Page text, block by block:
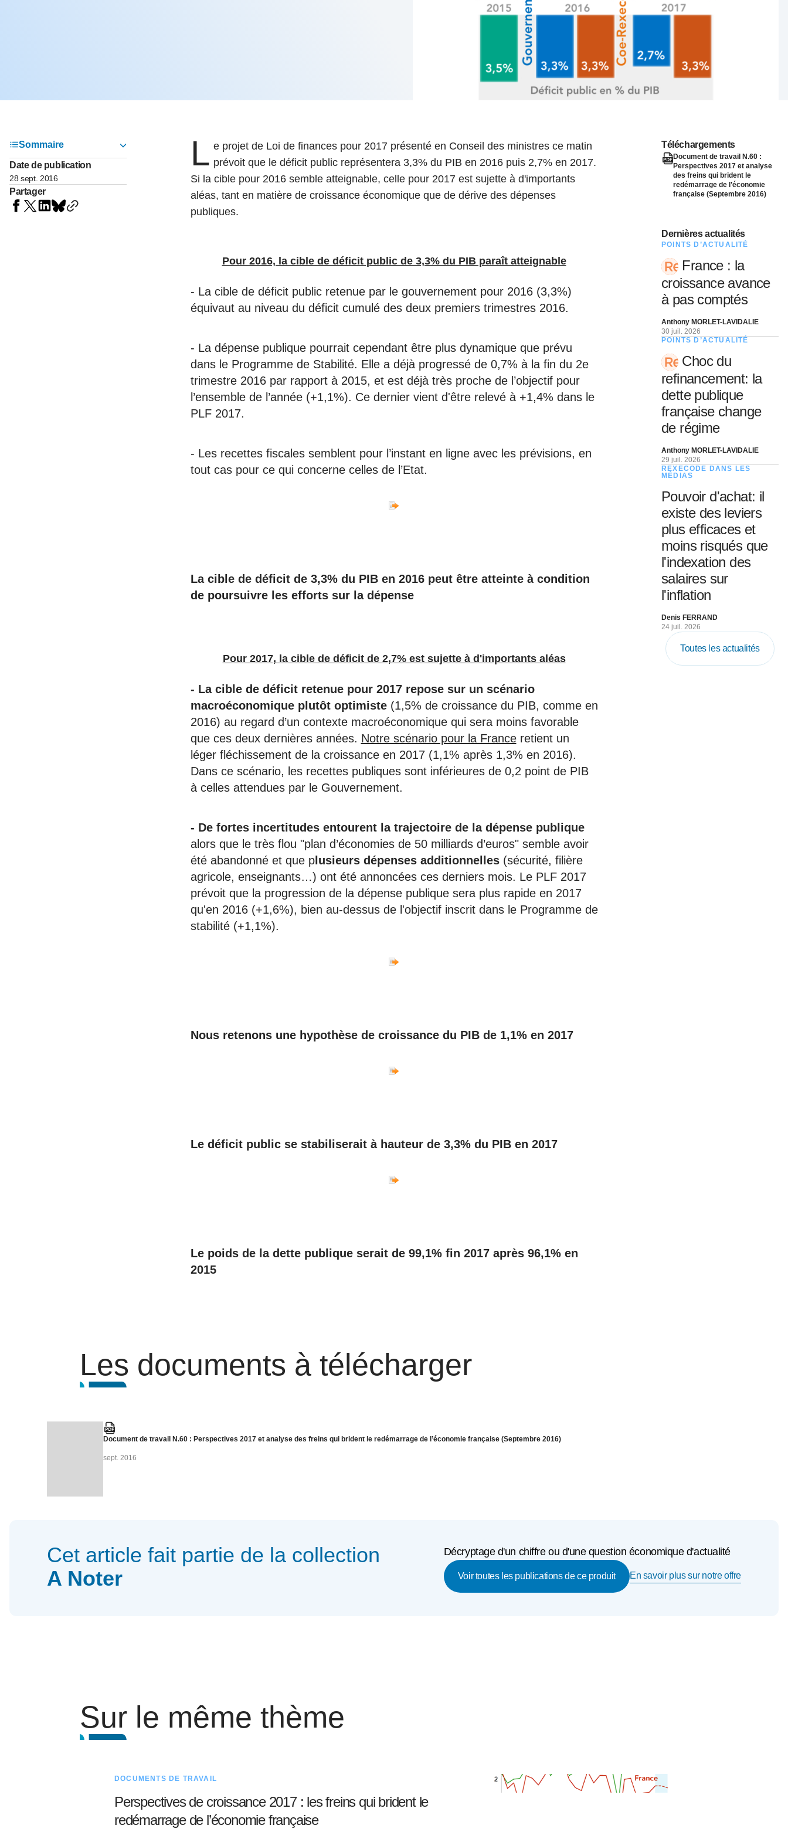
Voir tous les produits
Voir tous les économistes
l’Okavango
Voir toute la presse
d'Olivier Redoulès au Sénat pour
Mieux concilier décarbonation et
croissance économique dans la
stratégie climat
Voir toutes les instances
Sommaire
Date de publication
28 sept. 2016
Partager
L e projet de Loi de finances pour 2017 présenté en Conseil des ministres ce matin
prévoit que le déficit public représentera 3,3% du PIB en 2016 puis 2,7% en 2017.
Si la cible pour 2016 semble atteignable, celle pour 2017 est sujette à d'importants
aléas, tant en matière de croissance économique que de dérive des dépenses
publiques.
Pour 2016, la cible de déficit public de 3,3% du PIB paraît atteignable
- La cible de déficit public retenue par le gouvernement pour 2016 (3,3%)
équivaut au niveau du déficit cumulé des deux premiers trimestres 2016.
- La dépense publique pourrait cependant être plus dynamique que prévu
dans le Programme de Stabilité. Elle a déjà progressé de 0,7% à la fin du 2e
trimestre 2016 par rapport à 2015, et est déjà très proche de l’objectif pour
l’ensemble de l’année (+1,1%). Ce dernier vient d'être relevé à +1,4% dans le
PLF 2017.
- Les recettes fiscales semblent pour l’instant en ligne avec les prévisions, en
tout cas pour ce qui concerne celles de l’Etat.
La cible de déficit de 3,3% du PIB en 2016 peut être atteinte à condition
de poursuivre les efforts sur la dépense
Pour 2017, la cible de déficit de 2,7% est sujette à d'importants aléas
- La cible de déficit retenue pour 2017 repose sur un scénario
macroéconomique plutôt optimiste (1,5% de croissance du PIB, comme en
2016) au regard d’un contexte macroéconomique qui sera moins favorable
que ces deux dernières années. Notre scénario pour la Franceretient un
léger fléchissement de la croissance en 2017 (1,1% après 1,3% en 2016).
Dans ce scénario, les recettes publiques sont inférieures de 0,2 point de PIB
à celles attendues par le Gouvernement.
- De fortes incertitudes entourent la trajectoire de la dépense publique
alors que le très flou "plan d’économies de 50 milliards d’euros" semble avoir
été abandonné et que plusieurs dépenses additionnelles(sécurité, filière
agricole, enseignants…) ont été annoncées ces derniers mois. Le PLF 2017
prévoit que la progression de la dépense publique sera plus rapide en 2017
qu'en 2016 (+1,6%), bien au-dessus de l'objectif inscrit dans le Programme de
stabilité (+1,1%).
Nous retenons une hypothèse de croissance du PIB de 1,1% en 2017
Le déficit public se stabiliserait à hauteur de 3,3% du PIB en 2017
Le poids de la dette publique serait de 99,1% fin 2017 après 96,1% en
2015
Téléchargements
Document de travail N.60 :
Perspectives 2017 et analyse
des freins qui brident le
redémarrage de l’économie
française (Septembre 2016)
Dernières actualités
POINTS D’ACTUALITÉ
France : la
croissance avance
à pas comptés
Anthony MORLET-LAVIDALIE
30 juil. 2026
POINTS D’ACTUALITÉ
Choc du
refinancement: la
dette publique
française change
de régime
Anthony MORLET-LAVIDALIE
29 juil. 2026
REXECODE DANS LES
MÉDIAS
Pouvoir d'achat: il
existe des leviers
plus efficaces et
moins risqués que
l'indexation des
salaires sur
l'inflation
Denis FERRAND
24 juil. 2026
Toutes les actualités
Les documents à télécharger
Document de travail N.60 : Perspectives 2017 et analyse des freins qui brident le redémarrage de l’économie française (Septembre 2016)
sept. 2016
Cet article fait partie de la collection
A Noter
Décryptage d'un chiffre ou d'une question économique d'actualité
Voir toutes les publications de ce produit En savoir plus sur notre offre
Sur le même thème
DOCUMENTS DE TRAVAIL
Perspectives de croissance 2017 : les freins qui brident le
redémarrage de l’économie française